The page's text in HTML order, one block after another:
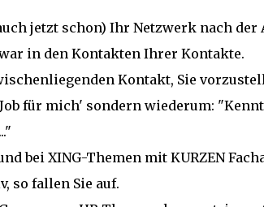
jetzt schon) Ihr Netzwerk nach
in den Kontakten Ihrer Kontakte.
Kontakt, Sie
für mich' sondern wiederum:
bei XING-Themen mit KURZEN
so fallen Sie auf.